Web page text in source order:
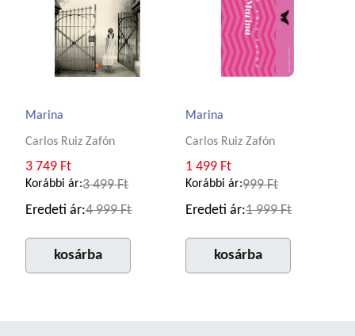
Marina
Carlos Ruiz Zafón
3 749 Ft
Korábbi ár:3 499 Ft
Eredeti ár:4 999 Ft
kosárba
Marina
Carlos Ruiz Zafón
1 499 Ft
Korábbi ár:999 Ft
Eredeti ár:1 999 Ft
kosárba